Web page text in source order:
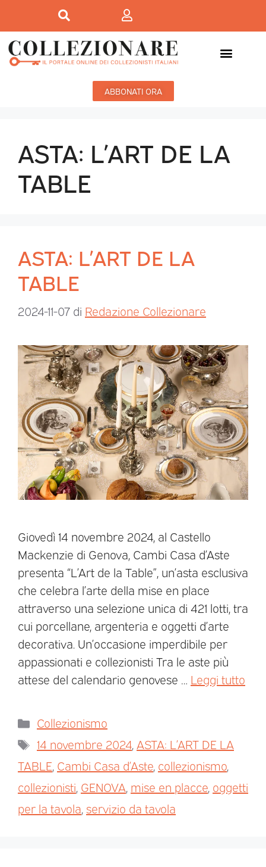
ABBONATI ORA
ASTA: L’ART DE LA
TABLE
ASTA: L’ART DE LA
TABLE
2024-11-07 di Redazione Collezionare
Giovedì 14 novembre 2024, al Castello
Mackenzie di Genova, Cambi Casa d’Aste
presenta “L’Art de la Table”, un’asta esclusiva
che celebra l’arte della mise en place
attraverso una selezione unica di 421 lotti, tra
cui porcellane, argenteria e oggetti d’arte
decorativa. Un’occasione imperdibile per
appassionati e collezionisti Tra le aste più
attese del calendario genovese … Leggi tutto
Collezionismo
14 novembre 2024 ASTA: L’ART DE LA
TABLE Cambi Casa d’Aste collezionismo
collezionisti GENOVA mise en placce oggetti
per la tavola servizio da tavola